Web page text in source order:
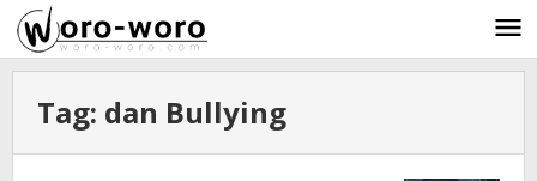
Skip
to
content
Tag: dan Bullying